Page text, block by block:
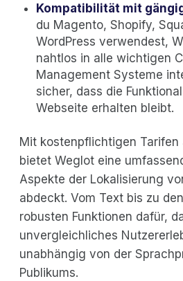
Kompatibilität mit
du Magento, Shopify,
WordPress verwendest,
nahtlos in alle wichtigen
Management Systeme
sicher, dass die
Webseite erhalten bleibt.
Mit kostenpflichtigen Tarifen
bietet Weglot eine
Aspekte der Lokalisierung
abdeckt. Vom Text bis zu
robusten Funktionen dafür,
unvergleichliches
unabhängig von der
Publikums.